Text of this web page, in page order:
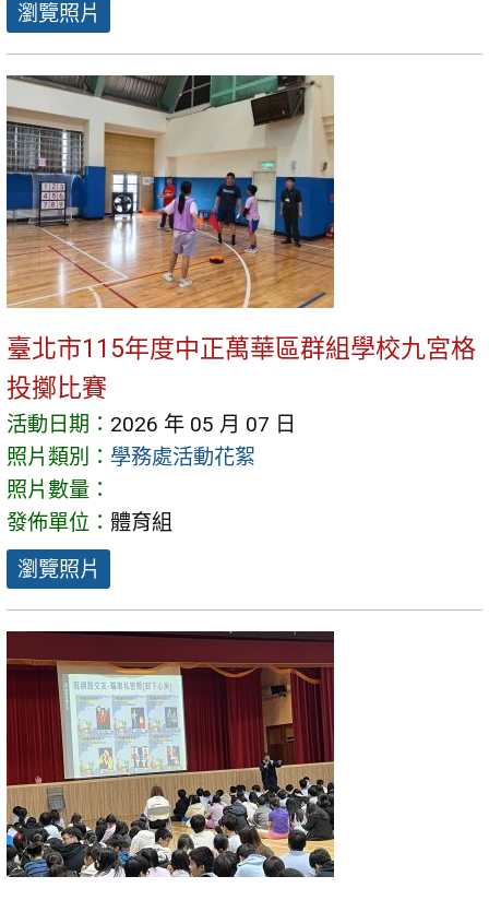
瀏覽照片
臺北市115年度中正萬華區群組學校九宮格
投擲比賽
活動日期： 2026 年 05 月 07 日
照片類別： 學務處活動花絮
照片數量：
發佈單位： 體育組
瀏覽照片